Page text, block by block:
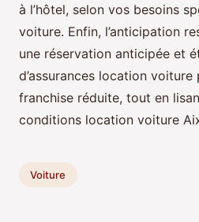
à l’hôtel, selon vos besoins
voiture. Enfin, l’anticipation
une réservation anticipée et
d’assurances location
franchise réduite, tout en
conditions location voiture
Voiture